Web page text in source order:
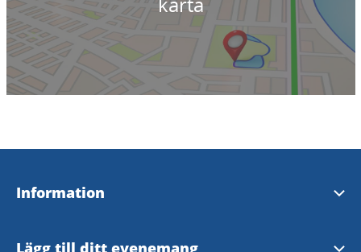
Information
Tillgänglighetsredogörelse
Lägg till ditt evenemang